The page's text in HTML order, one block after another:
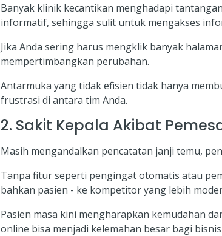
Banyak klinik kecantikan menghadapi
informatif, sehingga sulit untuk mengakses
Jika Anda sering harus mengklik banyak
mempertimbangkan perubahan.
Antarmuka yang tidak efisien tidak hanya
frustrasi di antara tim Anda.
2. Sakit Kepala Akibat
Masih mengandalkan pencatatan janji temu,
Tanpa fitur seperti pengingat otomatis atau
bahkan pasien - ke kompetitor yang lebih
Pasien masa kini mengharapkan kemudahan
online bisa menjadi kelemahan besar bagi bisnis